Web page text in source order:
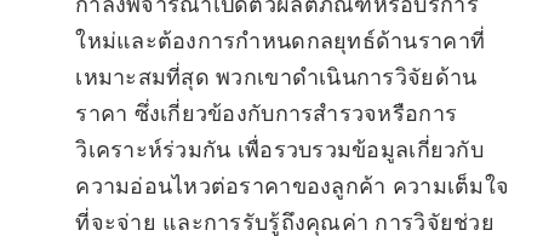
ใหม่และต้องการกำหนดกลยุทธ์ด้านราคาที่
เหมาะสมที่สุด พวกเขาดำเนินการวิจัยด้าน
ราคา ซึ่งเกี่ยวข้องกับการสำรวจหรือการ
วิเคราะห์ร่วมกัน เพื่อรวบรวมข้อมูลเกี่ยวกับ
ความอ่อนไหวต่อราคาของลูกค้า ความเต็มใจ
ที่จะจ่าย และการรับรู้ถึงคุณค่า การวิจัยช่วย